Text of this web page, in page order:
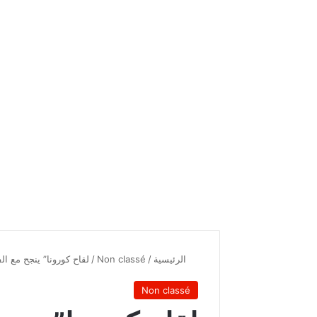
الرئيسية /
Non classé
/ لقاح كورونا” ينجح مع
Non classé